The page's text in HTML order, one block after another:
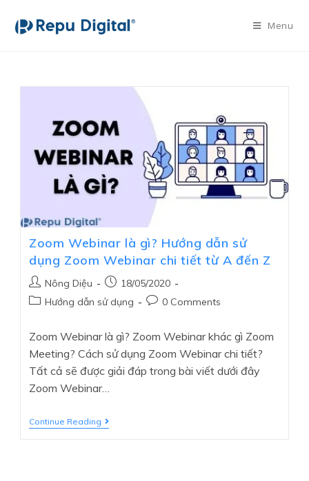
Menu
Zoom Webinar là gì? Hướng dẫn sử
dụng Zoom Webinar chi tiết từ A đến Z
Nông Diệu
18/05/2020
Hướng dẫn sử dụng
0 Comments
Zoom Webinar là gì? Zoom Webinar khác gì Zoom
Meeting? Cách sử dụng Zoom Webinar chi tiết?
Tất cả sẽ được giải đáp trong bài viết dưới đây
Zoom Webinar…
Continue Reading